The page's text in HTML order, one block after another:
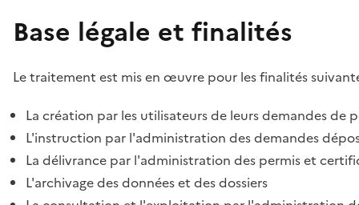
Base légale et finalités
Le traitement est mis en œuvre pour les finalités
La création par les utilisateurs de leurs demandes
L'instruction par l'administration des demandes
La délivrance par l'administration des permis et
L'archivage des données et des dossiers